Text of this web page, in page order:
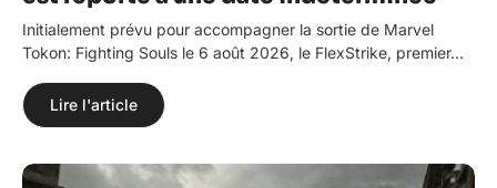
Initialement prévu pour accompagner la sortie de Marvel
Tokon: Fighting Souls le 6 août 2026, le FlexStrike, premier…
Lire l'article